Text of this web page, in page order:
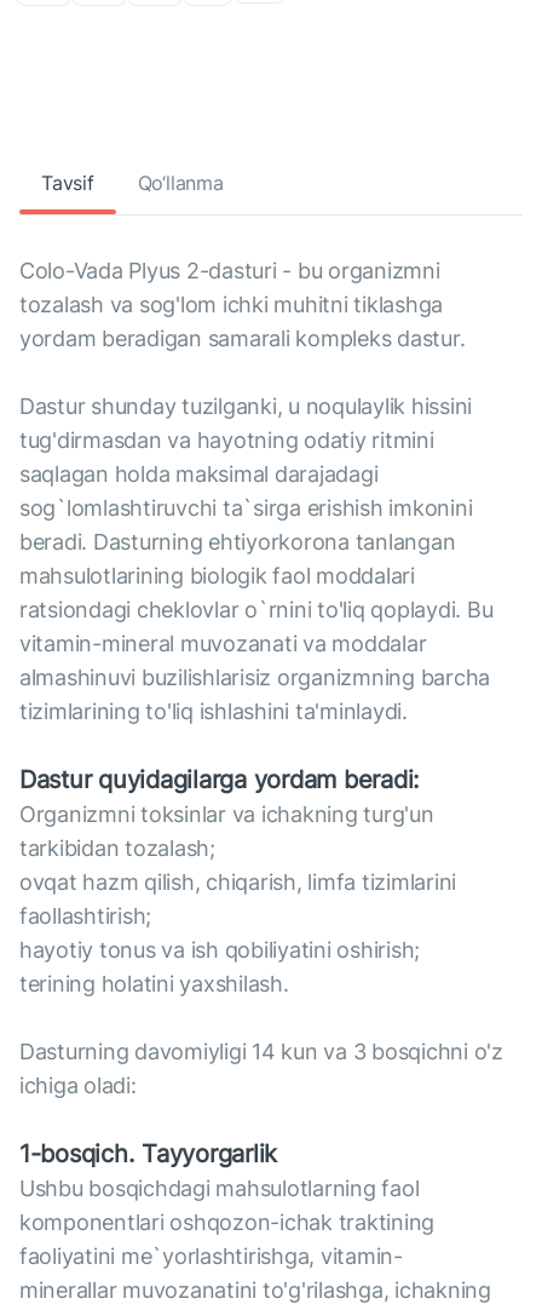
Tavsif Qo‘llanma
Colo-Vada Plyus 2-dasturi - bu organizmni
tozalash va sog'lom ichki muhitni tiklashga
yordam beradigan samarali kompleks dastur.
Dastur shunday tuzilganki, u noqulaylik hissini
tug'dirmasdan va hayotning odatiy ritmini
saqlagan holda maksimal darajadagi
sog`lomlashtiruvchi ta`sirga erishish imkonini
beradi. Dasturning ehtiyorkorona tanlangan
mahsulotlarining biologik faol moddalari
ratsiondagi cheklovlar o`rnini to'liq qoplaydi. Bu
vitamin-mineral muvozanati va moddalar
almashinuvi buzilishlarisiz organizmning barcha
tizimlarining to'liq ishlashini ta'minlaydi.
Dastur quyidagilarga yordam beradi:
Organizmni toksinlar va ichakning turg'un
tarkibidan tozalash;
ovqat hazm qilish, chiqarish, limfa tizimlarini
faollashtirish;
hayotiy tonus va ish qobiliyatini oshirish;
terining holatini yaxshilash.
Dasturning davomiyligi 14 kun va 3 bosqichni o'z
ichiga oladi:
1-bosqich. Tayyorgarlik
Ushbu bosqichdagi mahsulotlarning faol
komponentlari oshqozon-ichak traktining
faoliyatini me`yorlashtirishga, vitamin-
minerallar muvozanatini to'g'rilashga, ichakning